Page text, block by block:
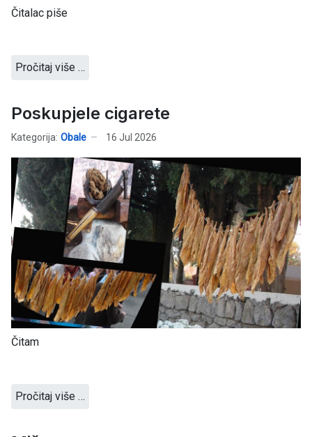
Čitalac piše
Pročitaj više …
Poskupjele cigarete
Kategorija: Obale 16 Jul 2026
Čitam
Pročitaj više …